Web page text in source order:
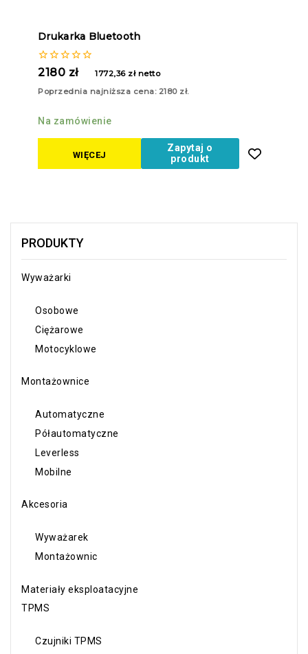
Drukarka Bluetooth
0
5
2180 zł 1772,36 złnetto
Poprzednia najniższa cena: 2180 zł.
Na zamówienie
WIĘCEJ
Zapytaj o
produkt
PRODUKTY
Wyważarki
Osobowe
Ciężarowe
Motocyklowe
Montażownice
Automatyczne
Półautomatyczne
Leverless
Mobilne
Akcesoria
Wyważarek
Montażownic
Materiały eksploatacyjne
TPMS
Czujniki TPMS